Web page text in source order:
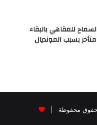
للمقاهي بالبقاء
بسبب المونديال